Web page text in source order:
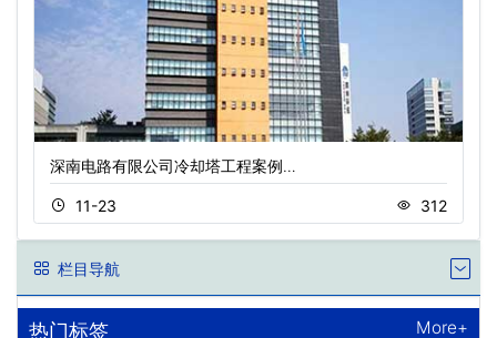
深南电路有限公司冷却塔工程案例…
11-23 312
栏目导航
热门标签 More+